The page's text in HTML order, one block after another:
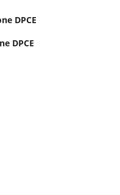
DPCE
DPCE